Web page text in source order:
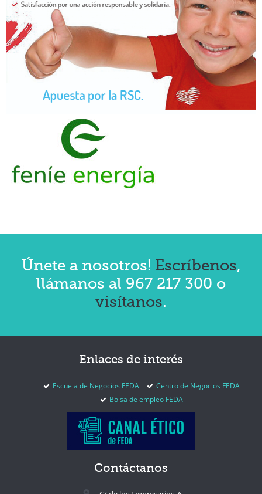
Únete a nosotros! Escríbenos,
llámanos al 967 217 300 o
visítanos.
Enlaces de interés
Escuela de Negocios FEDA
Centro de Negocios FEDA
Bolsa de empleo FEDA
Contáctanos